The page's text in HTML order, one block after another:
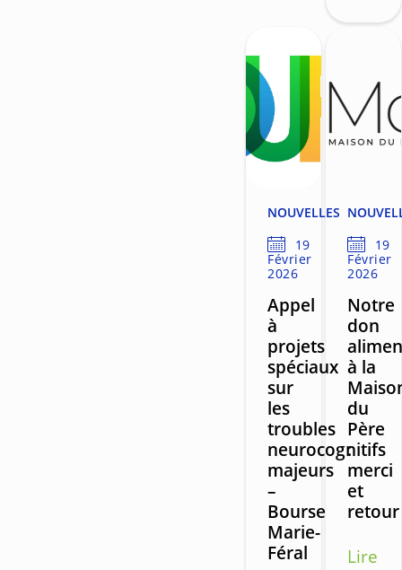
NOUVELLES
19
Février
2026
Appel
à
projets
spéciaux
sur
les
troubles
neurocognitifs
majeurs
–
Bourse
Marie-
Féral
19
Février
2026
Notre
don
à la
du
Père
:
merci
et
retour
Lire